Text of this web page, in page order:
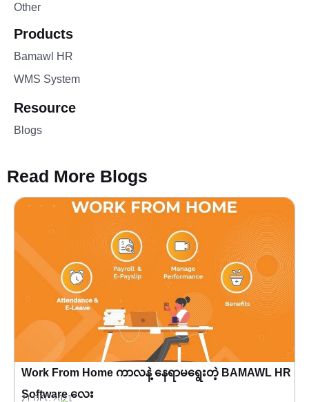
Other
Products
Bamawl HR
WMS System
Resource
Blogs
Read More Blogs
Work From Home ကာလနဲ့ နေရာမရွေးတဲ့ BAMAWL HR
Software လေး
21 DEC 2021